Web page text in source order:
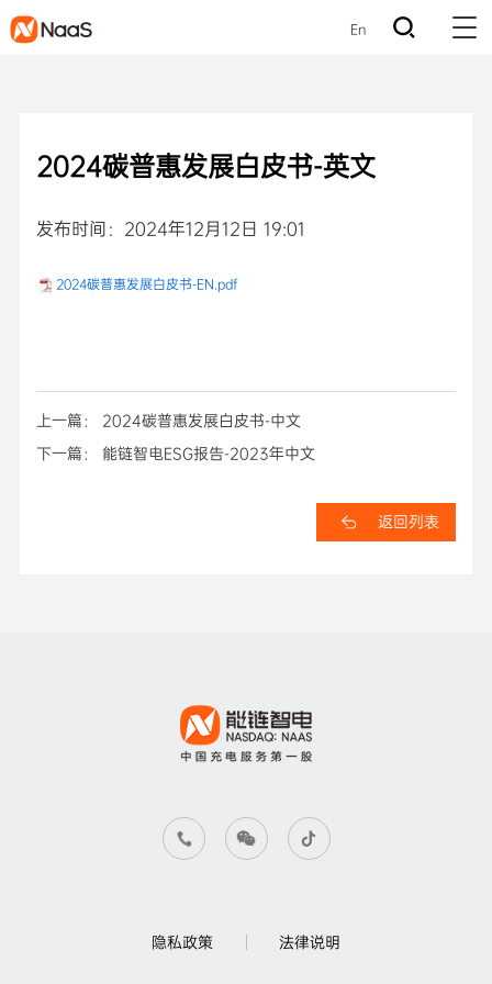
En
2024碳普惠发展白皮书-英文
发布时间：2024年12月12日 19:01
2024碳普惠发展白皮书-EN.pdf
上一篇： 2024碳普惠发展白皮书-中文
下一篇： 能链智电ESG报告-2023年中文
返回列表
隐私政策 法律说明